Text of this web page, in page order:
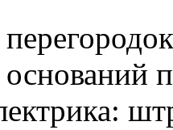
оснований